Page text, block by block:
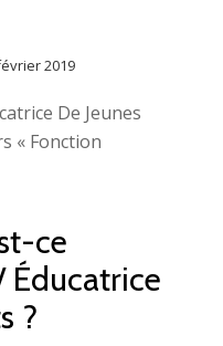
2019
De Jeunes
« Fonction
ce
Éducatrice
?